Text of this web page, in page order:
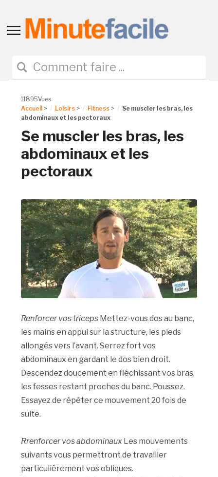
Toggle
navigation
11895Vues
Accueil > Loisirs > Fitness >
Se muscler les bras, les
abdominaux et les pectoraux
Se muscler les bras, les
abdominaux et les
pectoraux
Renforcer vos triceps Mettez-vous dos au banc,
les mains en appui sur la structure, les pieds
allongés vers l’avant. Serrez fort vos
abdominaux en gardant le dos bien droit.
Descendez doucement en fléchissant vos bras,
les fesses restant proches du banc. Poussez.
Essayez de répéter ce mouvement 20 fois de
suite.
Rrenforcer vos abdominaux Les mouvements
suivants vous permettront de travailler
particulièrement vos obliques.